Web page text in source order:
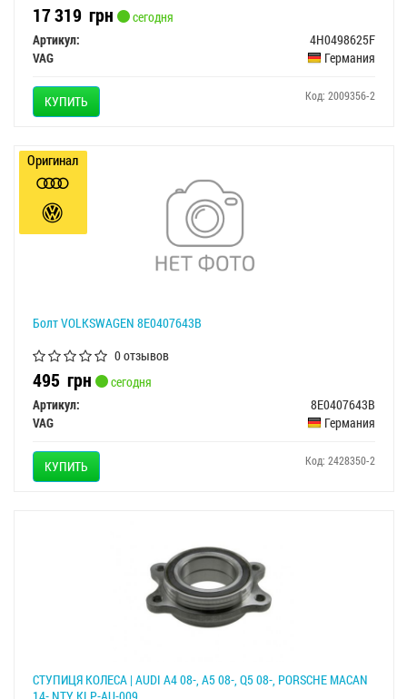
17 319 грн
сегодня
Артикул:
4H0498625F
VAG
Германия
КУПИТЬ Код: 2009356-2
Болт VOLKSWAGEN 8E0407643B
0 отзывов
495 грн
сегодня
Артикул:
8E0407643B
VAG
Германия
КУПИТЬ Код: 2428350-2
Оригинал
СТУПИЦЯ КОЛЕСА | AUDI A4 08-, A5 08-, Q5 08-, PORSCHE MACAN
14- NTY KLP-AU-009